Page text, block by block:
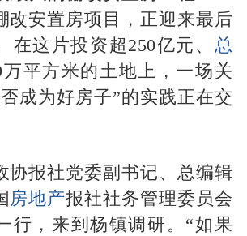
改安置房项目，正迎来最后
在这片投资超250亿元、 总
万平方米的土地上，一场关
成为好房子”的实践正在交
协报社党委副书记、总编辑
房地产报社社务管理委员会
行，来到杨镇调研。“如果